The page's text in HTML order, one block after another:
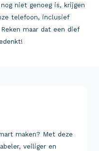
niet genoeg is, krijgen
telefoon, inclusief
maar dat een dief
maken? Met deze
veiliger en